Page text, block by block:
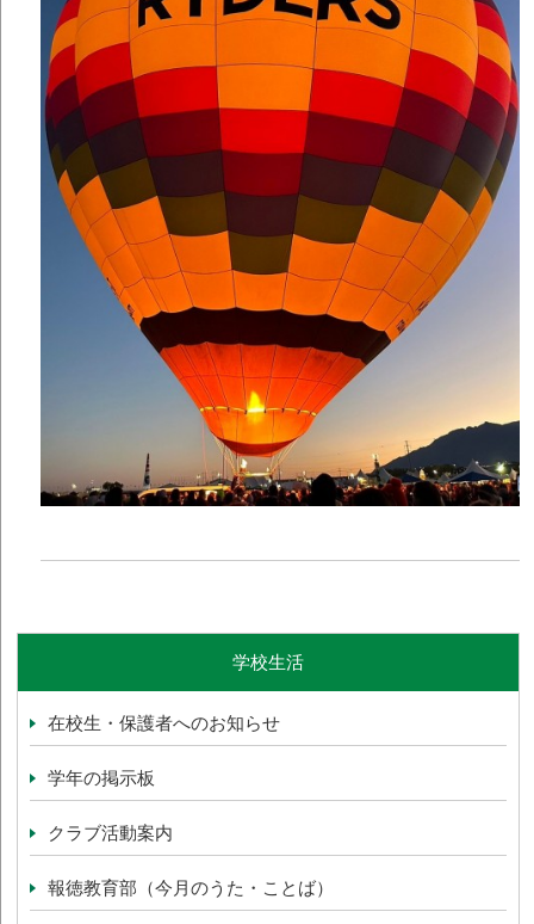
学校生活
在校生・保護者へのお知らせ
学年の掲示板
クラブ活動案内
報徳教育部（今月のうた・ことば）